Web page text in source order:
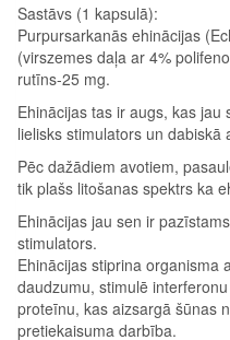
Sastāvs (1 kapsulā):
Purpursarkanās ehinācijas
(virszemes daļa ar 4%
rutīns-25 mg.
Ehinācijas tas ir augs, kas
lielisks stimulators un dabiskā
Pēc dažādiem avotiem,
tik plašs litošanas spektrs ka
Ehinācijas jau sen ir
stimulators.
Ehinācijas stiprina organisma
daudzumu, stimulē
proteīnu, kas aizsargā šūnas
pretiekaisuma darbība.